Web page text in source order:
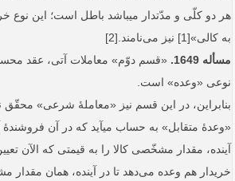
هر دو کلّی و مدّت­دار می­باشد باطل است؛ این نوع
به کالی»[1] نیز می‌نامند.[2]
مسأله 1649.
نوعی «وعده» است.
بنابراین، در این قسم نیز «معاملۀ شرعی»
«وعدۀ متقابل» به حساب می­آید که در آن فروشندۀ
آینده، مقدار مشخّصی کالا را به قیمتی که الآن
خریدار هم وعده می‌دهد تا در آینده، همان مقدار